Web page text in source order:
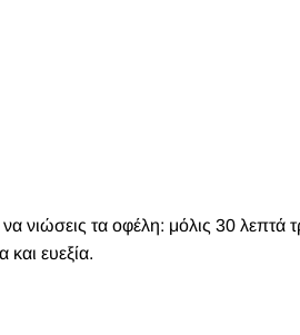
να νιώσεις τα οφέλη: μόλις 30
ευεξία.